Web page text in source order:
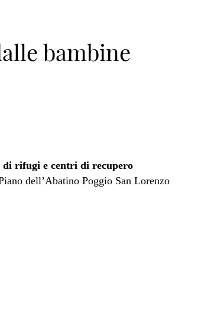
bambine
di rifugi e centri di recupero
dell’Abatino Poggio San Lorenzo